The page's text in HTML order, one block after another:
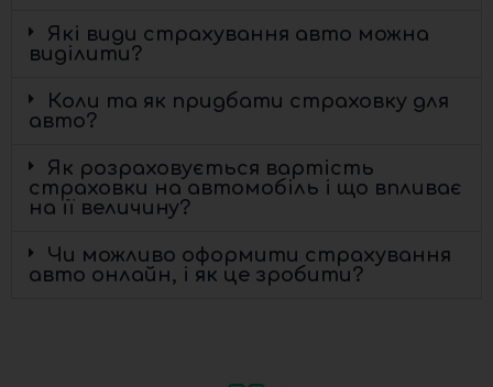
Які види страхування авто можна
виділити?
Коли та як придбати страховку для
авто?
Як розраховується вартість
страховки на автомобіль і що впливає
на її величину?
Чи можливо оформити страхування
авто онлайн, і як це зробити?